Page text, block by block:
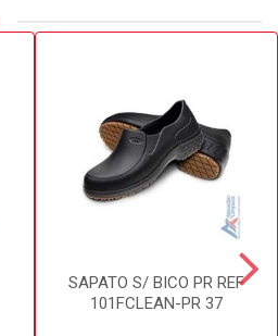
SAPATO S/ BICO PR REF
101FCLEAN-PR 37